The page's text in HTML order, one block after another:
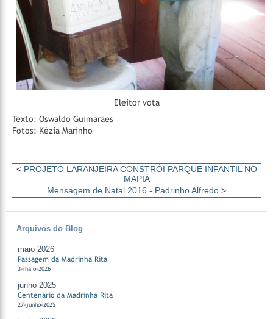
Eleitor vota
Texto: Oswaldo Guimarães
Fotos: Kézia Marinho
< PROJETO LARANJEIRA CONSTRÓI PARQUE INFANTIL NO
MAPIÁ
Mensagem de Natal 2016 - Padrinho Alfredo >
Arquivos do Blog
maio 2026
Passagem da Madrinha Rita
3-maio-2026
junho 2025
Centenário da Madrinha Rita
27-junho-2025